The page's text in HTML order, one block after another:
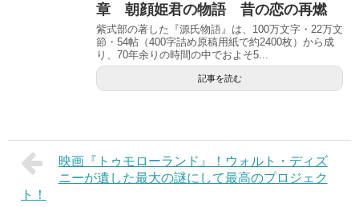
章 朝顔姫君の物語 昔の恋の再燃
紫式部の著した『源氏物語』は、100万文字・22万文
節・54帖（400字詰め原稿用紙で約2400枚）から成
り、70年余りの時間の中でおよそ5...
記事を読む
映画『トゥモローランド』！ウォルト・ディズ
ニーが遺した最大の謎にして最高のプロジェク
ト！